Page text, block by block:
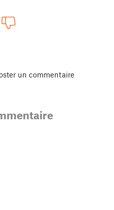
un commentaire